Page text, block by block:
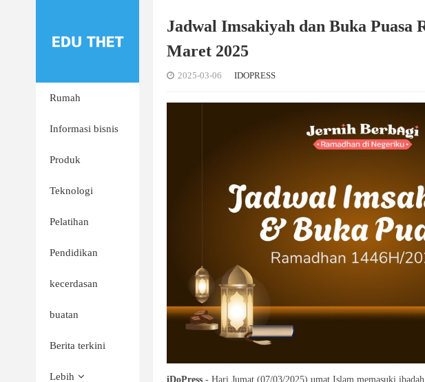
Rumah
Informasi bisnis
Produk
Teknologi
Pelatihan
Pendidikan
kecerdasan
buatan
Berita terkini
Lebih
Jadwal Imsakiyah dan Buka Puasa
Maret 2025
2025-03-06 IDOPRESS
iDoPress - Hari Jumat (07/03/2025),umat Islam memasuki